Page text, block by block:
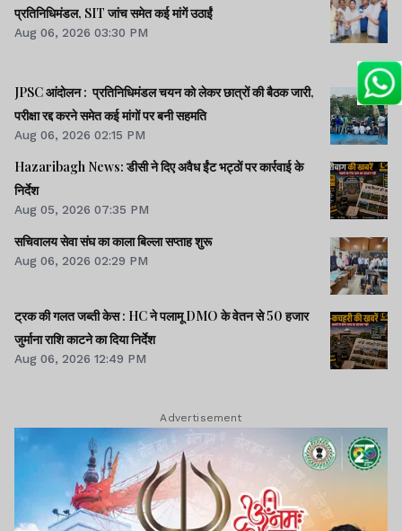
प्रतिनिधिमंडल, SIT जांच समेत कई मांगें उठाईं
Aug 06, 2026 03:30 PM
JPSC आंदोलन : प्रतिनिधिमंडल चयन को लेकर छात्रों की बैठक जारी,
परीक्षा रद्द करने समेत कई मांगों पर बनी सहमति
Aug 06, 2026 02:15 PM
Hazaribagh News: डीसी ने दिए अवैध ईंट भट्ठों पर कार्रवाई के
निर्देश
Aug 05, 2026 07:35 PM
सचिवालय सेवा संघ का काला बिल्ला सप्ताह शुरू
Aug 06, 2026 02:29 PM
ट्रक की गलत जब्ती केस : HC ने पलामू DMO के वेतन से 50 हजार
जुर्माना राशि काटने का दिया निर्देश
Aug 06, 2026 12:49 PM
Advertisement